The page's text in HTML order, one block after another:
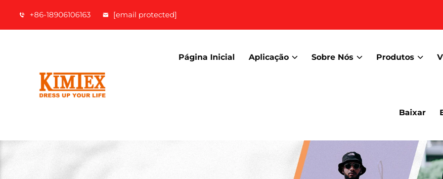
+86-18906106163 [email protected]
Página Inicial Aplicação Sobre Nós Produtos
Baixar